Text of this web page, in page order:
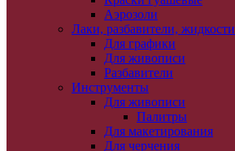
Аэрозоли
Лаки, разбавители, жидкости
Для графики
Для живописи
Разбавители
Инструменты
Для живописи
Палитры
Для макетирования
Для черчения